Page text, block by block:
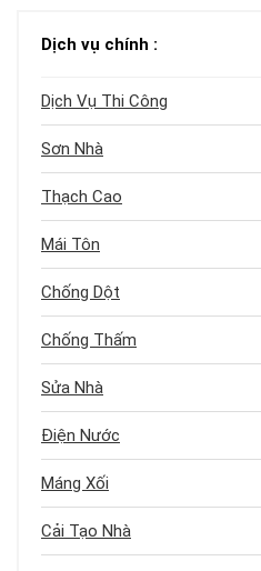
Dịch vụ chính :
Dịch Vụ Thi Công
Sơn Nhà
Thạch Cao
Mái Tôn
Chống Dột
Chống Thấm
Sửa Nhà
Điện Nước
Máng Xối
Cải Tạo Nhà